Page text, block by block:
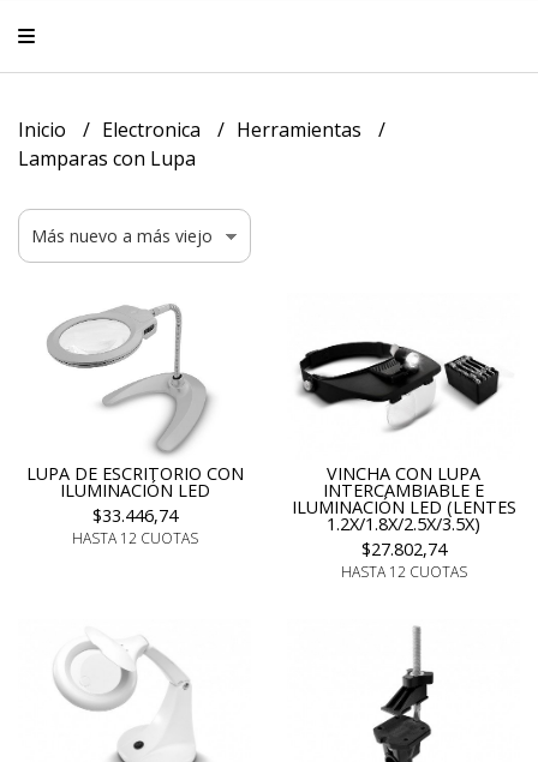
Inicio Electronica
Herramientas
Lamparas con Lupa
LUPA DE ESCRITORIO CON
ILUMINACIÓN LED
$33.446,74
HASTA 12 CUOTAS
VINCHA CON LUPA
INTERCAMBIABLE E
ILUMINACIÓN LED (LENTES
1.2X/1.8X/2.5X/3.5X)
$27.802,74
HASTA 12 CUOTAS